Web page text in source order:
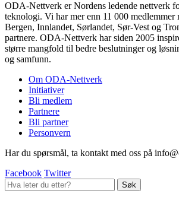
ODA-Nettverk er Nordens ledende nettverk
teknologi. Vi har mer enn 11 000 medlemmer
Bergen, Innlandet, Sørlandet, Sør-Vest og
partnere. ODA-Nettverk har siden 2005
større mangfold til bedre beslutninger og
og samfunn.
Om ODA-Nettverk
Initiativer
Bli medlem
Partnere
Bli partner
Personvern
Har du spørsmål, ta kontakt med oss på
Facebook Twitter